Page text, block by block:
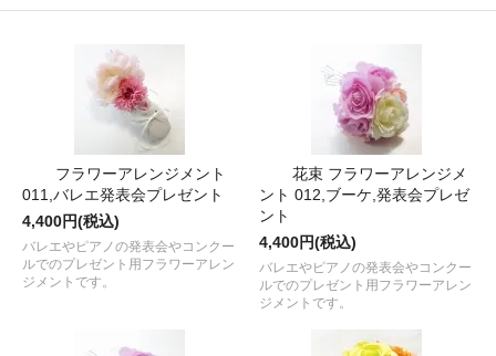
フラワーアレンジメント
011,バレエ発表会プレゼント
4,400円(税込)
バレエやピアノの発表会やコンクー
ルでのプレゼント用フラワーアレン
ジメントです。
花束 フラワーアレンジメ
ント 012,ブーケ,発表会プレゼ
ント
4,400円(税込)
バレエやピアノの発表会やコンクー
ルでのプレゼント用フラワーアレン
ジメントです。